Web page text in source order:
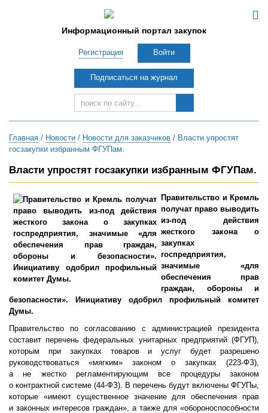
Информационный портал закупок
Регистрация Войти
Подписаться на журнал
Главная / Новости / Новости для заказчиков / Власти упростят
госзакупки избранным ФГУПам.
Власти упростят госзакупки избранным ФГУПам.
Правительство и Кремль
получат право выводить
из-под действия
жесткого закона о
закупках
госпредприятия,
значимые «для
обеспечения прав
граждан, обороны и
безопасности». Инициативу одобрил профильный комитет
Думы.
Правительство по согласованию с администрацией президента
составит перечень федеральных унитарных предприятий (ФГУП),
которым при закупках товаров и услуг будет разрешено
руководствоваться «мягким» законом о закупках (223-ФЗ),
а не жестко регламентирующим все процедуры законом
о контрактной системе (44-ФЗ). В перечень будут включены ФГУПы,
которые «имеют существенное значение для обеспечения прав
и законных интересов граждан», а также для «обороноспособности